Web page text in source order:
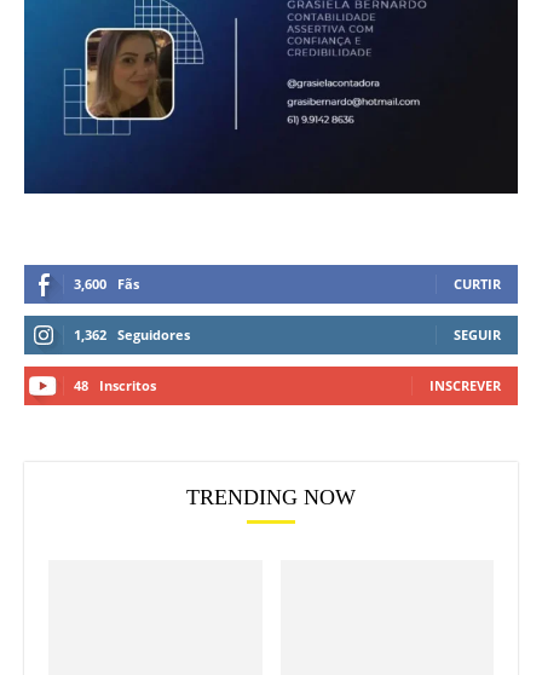
3,600 Fãs CURTIR
1,362 Seguidores SEGUIR
48 Inscritos INSCREVER
TRENDING NOW